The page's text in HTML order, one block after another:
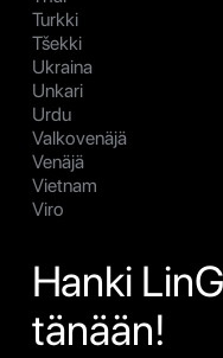
Turkki
Tšekki
Ukraina
Unkari
Urdu
Valkovenäjä
Venäjä
Vietnam
Viro
Hanki
tänään!